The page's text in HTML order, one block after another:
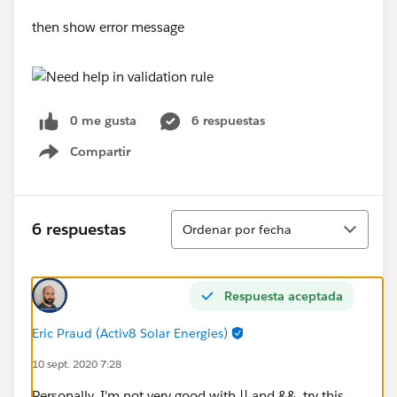
then show error message
0 me gusta
6 respuestas
Compartir
Show menu
6 respuestas
Ordenar
Ordenar por fecha
Respuesta aceptada
Eric Praud (Activ8 Solar Energies)
10 sept. 2020 7:28